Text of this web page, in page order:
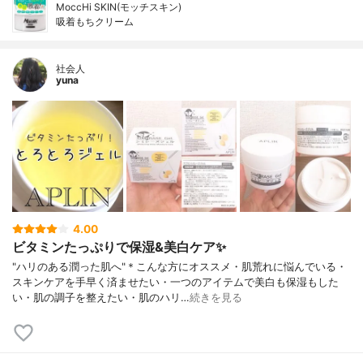
MoccHi SKIN(モッチスキン)
吸着もちクリーム
社会人
yuna
4.00
ビタミンたっぷりで保湿&美白ケア✨
"ハリのある潤った肌へ"＊こんな方にオススメ・肌荒れに悩んでいる・
スキンケアを手早く済ませたい・一つのアイテムで美白も保湿もした
い・肌の調子を整えたい・肌のハリ…続きを見る